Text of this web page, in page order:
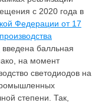
с 2020 года в
Федерации от 17
введена балльная
на момент
светодиодов на
степени. Так,